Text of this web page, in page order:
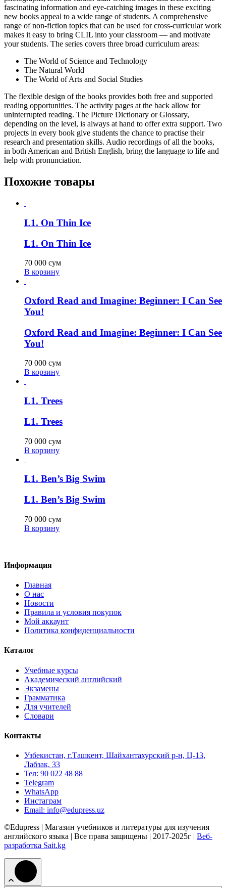
fascinating information and eye-catching images in these exciting
new books appeal to a wide range of students. A comprehensive
range of non-fiction topics that can be used for cross-curricular work
makes it easy to bring CLIL into your classroom — and motivate
your students. The series covers three broad curriculum areas:
The World of Science and Technology
The Natural World
The World of Arts and Social Studies
The flexible design of the books provides both free and supported
reading opportunities. The activity pages at the back allow for
uninterrupted reading. The Picture Dictionary or Glossary,
depending on the level, is always at hand to offer extra support. Two
projects in every book give students the chance to practise their
research and presentation skills. Audio recordings of all the books,
in both American and British English, bring the language to life and
help with pronunciation.
Похожие товары
L1. On Thin Ice
L1. On Thin Ice
70 000 сум
В корзину
Oxford Read and Imagine: Beginner: I Can See
You!
Oxford Read and Imagine: Beginner: I Can See
You!
70 000 сум
В корзину
L1. Trees
L1. Trees
70 000 сум
В корзину
L1. Ben’s Big Swim
L1. Ben’s Big Swim
70 000 сум
В корзину
Информация
Главная
О нас
Новости
Правила и условия покупок
Мой аккаунт
Политика конфиденциальности
Каталог
Учебные курсы
Академический английский
Экзамены
Грамматика
Для учителей
Словари
Контакты
Узбекистан, г.Ташкент, Шайхантахурский р-н, Ц-13,
Лабзак, 33
Тел: 90 022 48 88
Telegram
WhatsApp
Инстаграм
Email: info@edupress.uz
©Edupress | Магазин учебников и литературы для изучения
английского языка | Все права защищены | 2017-2025г | Веб-
разработка Sait.kg